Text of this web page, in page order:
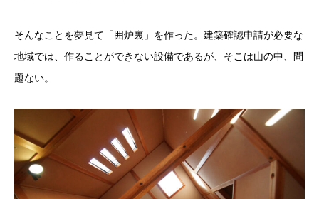
そんなことを夢見て「囲炉裏」を作った。建築確認申請が必要な
地域では、作ることができない設備であるが、そこは山の中、問
題ない。